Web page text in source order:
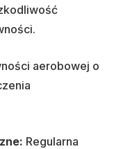
aerobowej o
Regularna